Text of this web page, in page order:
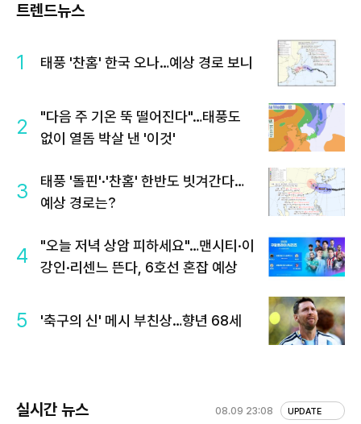
트렌드뉴스
1 태풍 '찬홈' 한국 오나…예상 경로 보니
2
"다음 주 기온 뚝 떨어진다"…태풍도
없이 열돔 박살 낸 '이것'
3
태풍 '돌핀'·'찬홈' 한반도 빗겨간다…
예상 경로는?
4
"오늘 저녁 상암 피하세요"…맨시티·이
강인·리센느 뜬다, 6호선 혼잡 예상
5 '축구의 신' 메시 부친상…향년 68세
실시간 뉴스 08.09 23:08 UPDATE